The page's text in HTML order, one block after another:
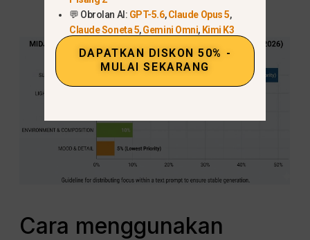
Cara menggunakan
💬 Obrolan AI: GPT-5.6,Claude Opus 5,
Claude Soneta 5,Gemini Omni, Kimi K3
DAPATKAN DISKON 50% -
MULAI SEKARANG